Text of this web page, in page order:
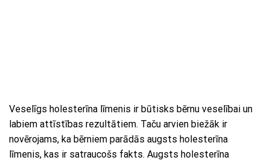
Veselīgs holesterīna līmenis ir būtisks bērnu veselībai un
labiem attīstības rezultātiem. Taču arvien biežāk ir
novērojams, ka bērniem parādās augsts holesterīna
līmenis, kas ir satraucošs fakts. Augsts holesterīna